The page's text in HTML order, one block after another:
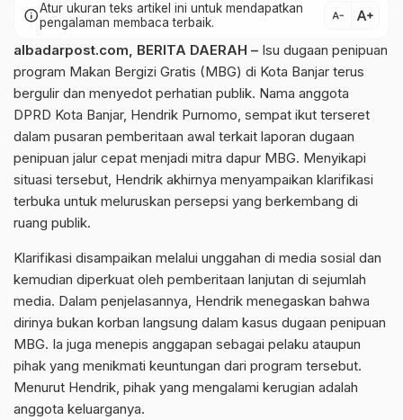
infoAtur ukuran teks artikel ini untuk mendapatkan
pengalaman membaca terbaik.
text_decrease text_increase
albadarpost.com, BERITA DAERAH – Isu dugaan penipuan
program Makan Bergizi Gratis (MBG) di Kota Banjar terus
bergulir dan menyedot perhatian publik. Nama anggota
DPRD Kota Banjar, Hendrik Purnomo, sempat ikut terseret
dalam pusaran pemberitaan awal terkait laporan dugaan
penipuan jalur cepat menjadi mitra dapur MBG. Menyikapi
situasi tersebut, Hendrik akhirnya menyampaikan klarifikasi
terbuka untuk meluruskan persepsi yang berkembang di
ruang publik.
Klarifikasi disampaikan melalui unggahan di media sosial dan
kemudian diperkuat oleh pemberitaan lanjutan di sejumlah
media. Dalam penjelasannya, Hendrik menegaskan bahwa
dirinya bukan korban langsung dalam kasus dugaan penipuan
MBG. Ia juga menepis anggapan sebagai pelaku ataupun
pihak yang menikmati keuntungan dari program tersebut.
Menurut Hendrik, pihak yang mengalami kerugian adalah
anggota keluarganya.